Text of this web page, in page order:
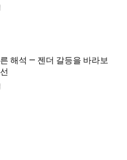
해석 — 젠더 갈등을 바라보